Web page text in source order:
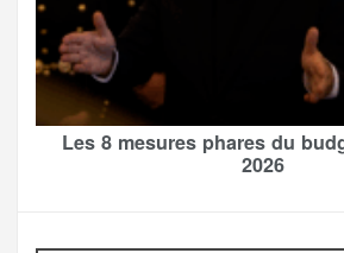
Les 8 mesures phares du
2026